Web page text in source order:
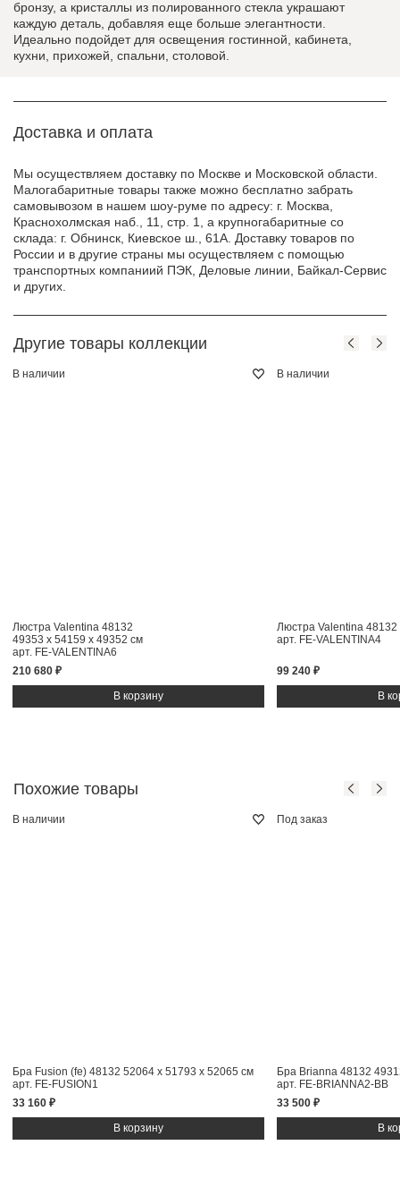
бронзу, а кристаллы из полированного стекла украшают
каждую деталь, добавляя еще больше элегантности.
Идеально подойдет для освещения гостинной, кабинета,
кухни, прихожей, спальни, столовой.
Доставка и оплата
Мы осуществляем доставку по Москве и Московской области.
Малогабаритные товары также можно бесплатно забрать
самовывозом в нашем шоу-руме по адресу: г. Москва,
Краснохолмская наб., 11, стр. 1, а крупногабаритные со
склада: г. Обнинск, Киевское ш., 61А. Доставку товаров по
России и в другие страны мы осуществляем с помощью
транспортных компаниий ПЭК, Деловые линии, Байкал-Сервис
и других.
Другие товары коллекции
В наличии
Люстра Valentina 48132
49353 x 54159 x 49352 см
арт. FE-VALENTINA6
210 680 ₽
В наличии
Люстра Valentina 48132
арт. FE-VALENTINA4
99 240 ₽
Похожие товары
В наличии
Бра Fusion (fe) 48132 52064 x 51793 x 52065 см
арт. FE-FUSION1
33 160 ₽
Под заказ
Бра Brianna 48132
арт. FE-BRIANNA2-BB
33 500 ₽